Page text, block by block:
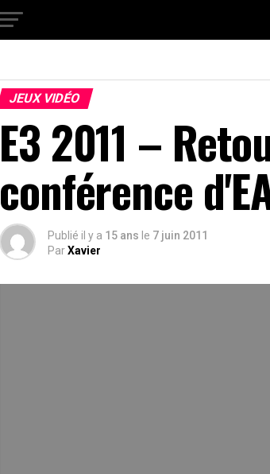
JEUX VIDÉO
E3 2011 –
conférence
Publié il y a 15 ans le 7 juin 2011
ParXavier